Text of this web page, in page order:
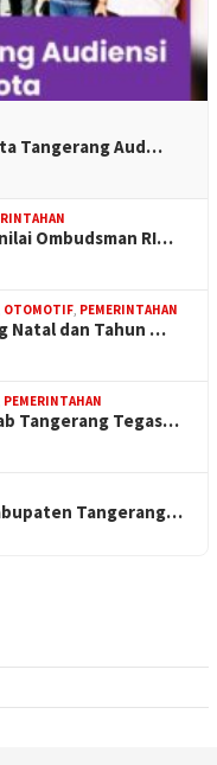
Tangerang Aud…
Ombudsman RI…
OTOMOTIF, PEMERINTAHAN
Natal dan Tahun …
PEMERINTAHAN
Tangerang Tegas…
Tangerang…